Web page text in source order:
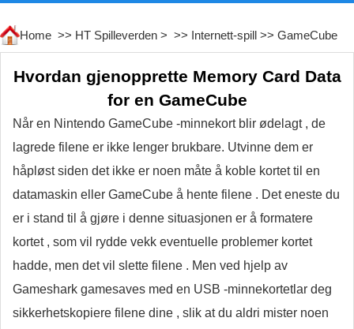
Home >> HT Spilleverden > >> Internett-spill >> GameCube
Hvordan gjenopprette Memory Card Data
for en GameCube
Når en Nintendo GameCube -minnekort blir ødelagt , de
lagrede filene er ikke lenger brukbare. Utvinne dem er
håpløst siden det ikke er noen måte å koble kortet til en
datamaskin eller GameCube å hente filene . Det eneste du
er i stand til å gjøre i denne situasjonen er å formatere
kortet , som vil rydde vekk eventuelle problemer kortet
hadde, men det vil slette filene . Men ved hjelp av
Gameshark gamesaves med en USB -minnekortetlar deg
sikkerhetskopiere filene dine , slik at du aldri mister noen